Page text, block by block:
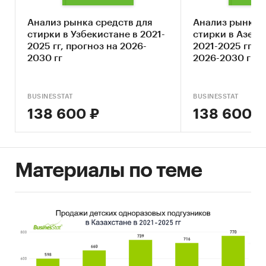
Виды в продажах:
порошки для стирки
прочие средства для стирки
ИСТОЧНИКИ
Бюро национальной статистики Республики
Национальный Банк Республики Казахстан
International Monetary Fund
Анализ рынка средств для
стирки в Узбекистане в 2021-
2025 гг, прогноз на 2026-
2030 гг
BUSINESSTAT
138 600 ₽
Анализ рынка
стирки в
2021-2025 гг,
2026-2030 гг
BUSINESSTAT
138 600 ₽
Материалы по теме